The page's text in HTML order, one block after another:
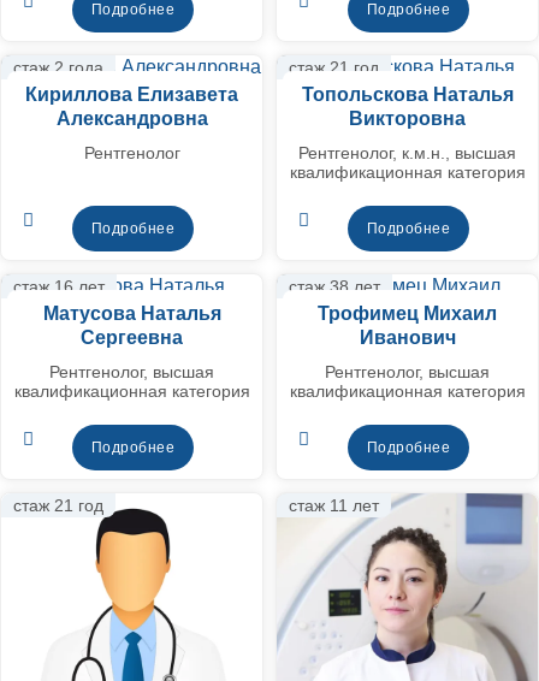
Подробнее Подробнее
стаж 2 года
Кириллова Елизавета
Александровна
Рентгенолог
Подробнее
стаж 21 год
Топольскова Наталья
Викторовна
Рентгенолог, к.м.н., высшая
квалификационная категория
Подробнее
стаж 16 лет
Матусова Наталья
Сергеевна
Рентгенолог, высшая
квалификационная категория
Подробнее
стаж 38 лет
Трофимец Михаил
Иванович
Рентгенолог, высшая
квалификационная категория
Подробнее
стаж 21 год стаж 11 лет